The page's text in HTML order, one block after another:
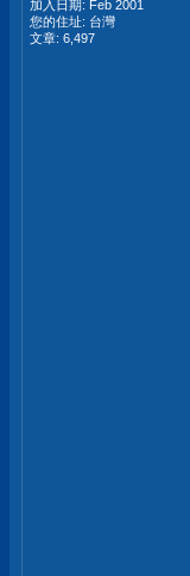
加入日期: Feb 2001
您的住址: 台灣
文章: 6,497